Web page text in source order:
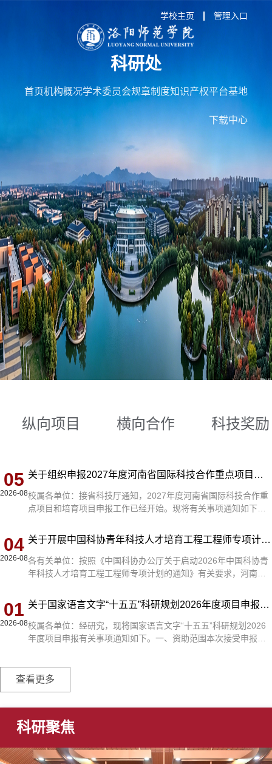
学校主页 管理入口
科研处
首页机构概况学术委员会规章制度知识产权平台基地
下载中心
纵向项目 横向合作 科技奖励
2026-08
05 关于组织申报2027年度河南省国际科技合作重点项目和培育项目的通知
校属各单位：接省科技厅通知，2027年度河南省国际科技合作重
点项目和培育项目申报工作已经开始。现将有关事项通知如下：
求和河南重点产业布局，对接国际一流创新资源，联合开展关键
核心技术攻关，强化产业发展的技术支撑，提升科技创新国际化
水平，服务河南科技外事和国家科技外交工作。参照河南省重点
研发专项项目管理。申报主体：省内高校、科研院所、企业等创
2026-08
04 关于开展中国科协青年科技人才培育工程工程师专项计划推荐工作的通知
各有关单位：按照《中国科协办公厅关于启动2026年中国科协青
年科技人才培育工程工程师专项计划的通知》有关要求，河南省
程师计划培育对象主要面向企业、科研院所和新经济组织、新社
会组织、新就业群体中从事工程技术研发、设计、建设、施工、
制造、咨询等工作，具有一定实践基础的青年工程技术人才。聚
焦新一代信息技术、新能源、新材料、智能网联新能源汽车、机
2026-08
01 关于国家语言文字“十五五”科研规划2026年度项目申报的通知
校属各单位：经研究，现将国家语言文字“十五五”科研规划2026
年度项目申报有关事项通知如下。一、资助范围本次接受申报的
其中，重大项目拟资助经费为60万元/项，研究期限为2—3年；重
科研聚焦